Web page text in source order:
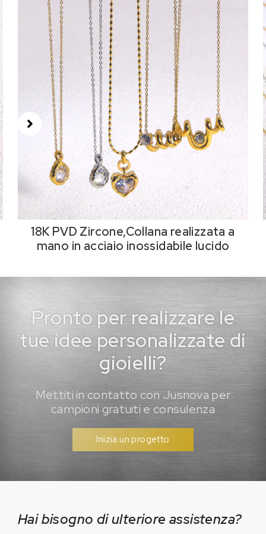
18K PVD Zircone,Collana realizzata a
mano in acciaio inossidabile lucido
Pronto per realizzare le
tue idee personalizzate di
gioielli?
Mettiti in contatto con Jusnova per
campioni gratuiti e consulenza
Inizia un progetto
Hai bisogno di ulteriore assistenza?